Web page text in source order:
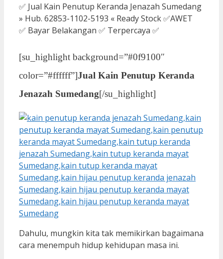
✅ Jual Kain Penutup Keranda Jenazah Sumedang
» Hub. 62853-1102-5193 « Ready Stock ✅AWET
✅ Bayar Belakangan ✅ Terpercaya ✅
[su_highlight background=”#0f9100″
color=”#ffffff”]Jual Kain Penutup Keranda
Jenazah Sumedang[/su_highlight]
Dahulu, mungkin kita tak memikirkan bagaimana
cara menempuh hidup kehidupan masa ini.